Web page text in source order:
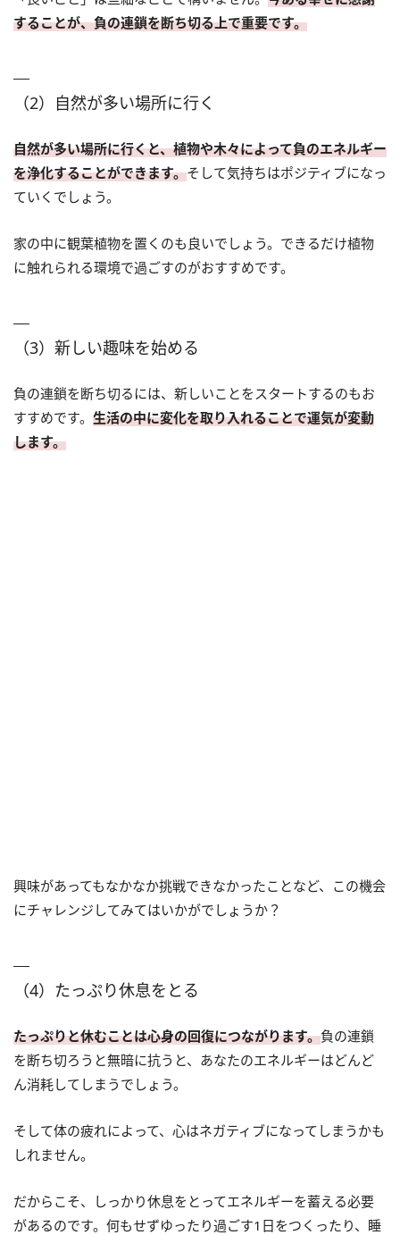
することが、負の連鎖を断ち切る上で重要です。
（2）自然が多い場所に行く
自然が多い場所に行くと、植物や木々によって負のエネルギー
を浄化することができます。そして気持ちはポジティブになっ
ていくでしょう。
家の中に観葉植物を置くのも良いでしょう。できるだけ植物
に触れられる環境で過ごすのがおすすめです。
（3）新しい趣味を始める
負の連鎖を断ち切るには、新しいことをスタートするのもお
すすめです。 生活の中に変化を取り入れることで運気が変動
します。
興味があってもなかなか挑戦できなかったことなど、この機会
にチャレンジしてみてはいかがでしょうか？
（4）たっぷり休息をとる
たっぷりと休むことは心身の回復につながります。負の連鎖
を断ち切ろうと無暗に抗うと、あなたのエネルギーはどんど
ん消耗してしまうでしょう。
そして体の疲れによって、心はネガティブになってしまうかも
しれません。
だからこそ、しっかり休息をとってエネルギーを蓄える必要
があるのです。何もせずゆったり過ごす1日をつくったり、睡